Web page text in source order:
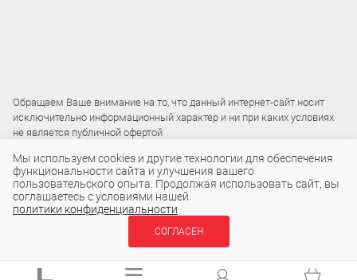
Обращаем Ваше внимание на то, что данный интернет-сайт носит
исключительно информационный характер и ни при каких условиях
не является публичной офертой
2015 – 2026 © ООО «Локос»
Мы используем cookies и другие технологии для обеспечения
функциональности сайта и улучшения вашего
пользовательского опыта. Продолжая использовать сайт, вы
соглашаетесь с условиями нашей
политики конфиденциальности
СОГЛАСЕН